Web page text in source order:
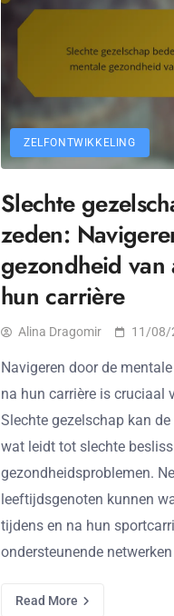
ZELFONTWIKKELING
Slechte
zeden:
gezondheid van
hun carrière
Alina Dragomir 11/08/
Navigeren door de
na hun carrière is cruciaal
Slechte gezelschap kan
wat leidt tot slechte
gezondheidsproblemen.
leeftijdsgenoten kunnen
tijdens en na hun
ondersteunende
Read More